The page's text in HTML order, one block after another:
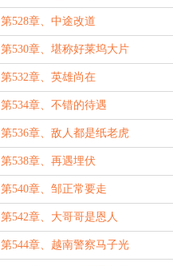
第528章、中途改道
第530章、堪称好莱坞大片
第532章、英雄尚在
第534章、不错的待遇
第536章、敌人都是纸老虎
第538章、再遇埋伏
第540章、邹正常要走
第542章、大哥哥是恩人
第544章、越南警察马子光